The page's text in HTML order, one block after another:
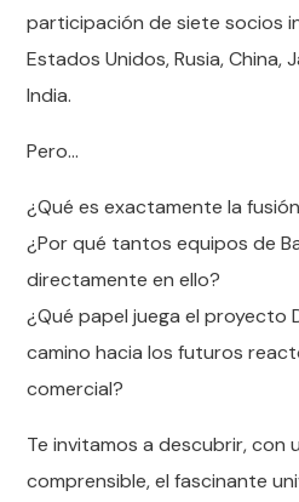
participación de siete socios
Estados Unidos, Rusia, China,
India.
Pero…
¿Qué es exactamente la
¿Por qué tantos equipos de
directamente en ello?
¿Qué papel juega el proyecto
camino hacia los futuros
comercial?
Te invitamos a descubrir, con
comprensible, el fascinante